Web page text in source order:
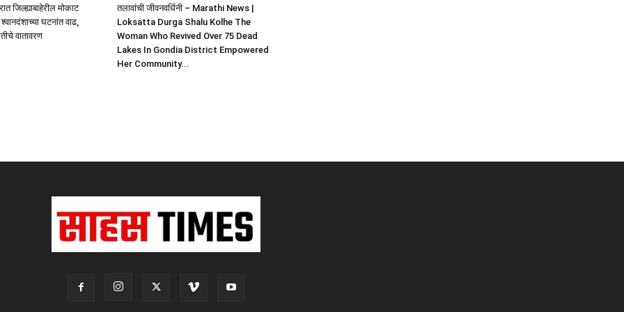
जिल्ह्याबाहेरील मोकाट
घटनांत वाढ,
वातावरण
तलावांची जीवनवर्धिनी – Marathi News |
Loksatta Durga Shalu Kolhe The
Woman Who Revived Over 75 Dead
Lakes In Gondia District Empowered
Her Community...